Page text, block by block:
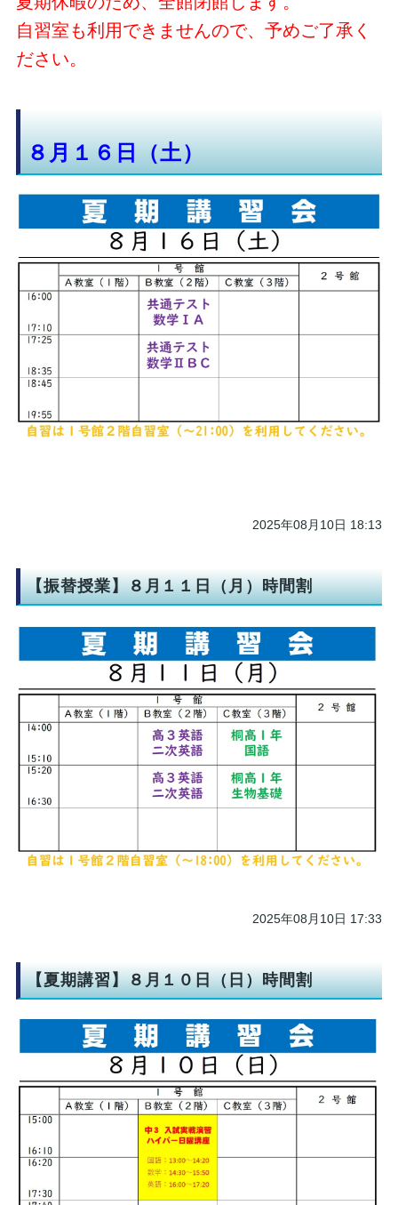
自習室も利用できませんので、予めご了承く
ださい。
８月１６日（土）
2025年08月10日 18:13
【振替授業】８月１１日（月）時間割
2025年08月10日 17:33
【夏期講習】８月１０日（日）時間割